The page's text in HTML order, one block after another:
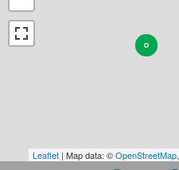
Leaflet | Map data: ©OpenStreetMap,